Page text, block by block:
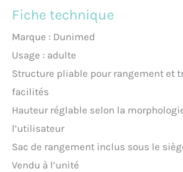
Fiche technique
Marque : Dunimed
Usage : adulte
Structure pliable pour rangement et
facilités
Hauteur réglable selon la
l’utilisateur
Sac de rangement inclus sous le
Vendu à l’unité